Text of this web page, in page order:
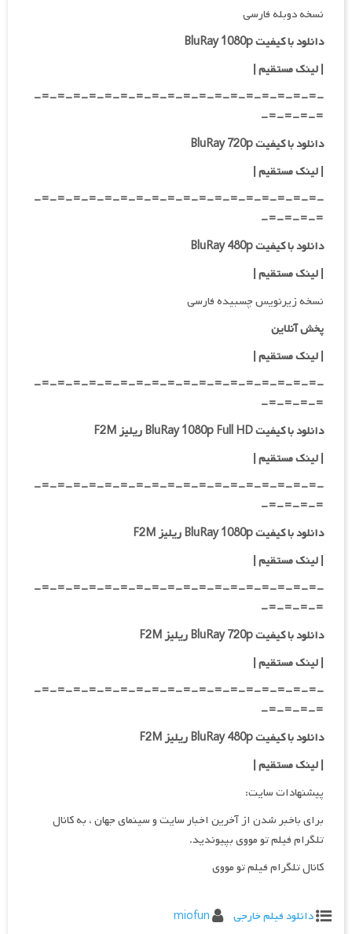
نسخه دوبله فارسی
دانلود با کیفیت BluRay 1080p
|لینک مستقیم |
-=-=-=-=-=-=-=-=-=-=-=-=-=-=-=-=-=-=-
=-=-=-=-
دانلود با کیفیت BluRay 720p
| لینک مستقیم |
-=-=-=-=-=-=-=-=-=-=-=-=-=-=-=-=-=-=-
=-=-=-=-
دانلود با کیفیت BluRay 480p
| لینک مستقیم |
نسخه زیرنویس چسبیده فارسی
پخش آنلاین
| لینک مستقیم|
-=-=-=-=-=-=-=-=-=-=-=-=-=-=-=-=-=-=-
=-=-=-=-
دانلود با کیفیت BluRay 1080p Full HD ریلیز F2M
|لینک مستقیم|
-=-=-=-=-=-=-=-=-=-=-=-=-=-=-=-=-=-=-
=-=-=-=-
دانلود با کیفیت BluRay 1080p ریلیز F2M
|لینک مستقیم|
-=-=-=-=-=-=-=-=-=-=-=-=-=-=-=-=-=-=-
=-=-=-=-
دانلود با کیفیت BluRay 720p ریلیز F2M
| لینک مستقیم|
-=-=-=-=-=-=-=-=-=-=-=-=-=-=-=-=-=-=-
=-=-=-=-
دانلود با کیفیت BluRay 480p ریلیز F2M
| لینک مستقیم|
پیشنهادات سایت:
برای باخبر شدن از آخرین اخبار سایت و سینمای جهان ، به کانال
تلگرام فیلم تو مووی بپیوندید.
کانال تلگرام فیلم تو مووی
دانلود فیلم خارجی miofun